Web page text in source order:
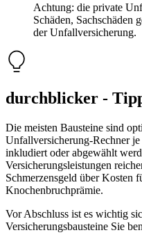
Achtung: die private
Schäden, Sachschäden
der Unfallversicherung.
durchblicker -
Die meisten Bausteine sind
Unfallversicherung-Rechner
inkludiert oder abgewählt
Versicherungsleistungen
Schmerzensgeld über Kosten
Knochenbruchprämie.
Vor Abschluss ist es wichtig
Versicherungsbausteine Sie